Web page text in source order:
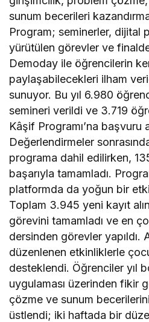
sunum becerileri
Program; seminerler, dijital
yürütülen görevler ve
Demoday ile öğrencilerin
paylaşabilecekleri ilham
sunuyor. Bu yıl 6.980
semineri verildi ve 3.719
Kâşif Programı’na başvuru
Değerlendirmeler
programa dahil edilirken,
başarıyla tamamladı.
platformda da yoğun bir
Toplam 3.945 yeni kayıt
görevini tamamladı ve en
dersinden görevler yapıldı.
düzenlenen etkinliklerle
desteklendi. Öğrenciler yıl
uygulaması üzerinden fikir
çözme ve sunum
üstlendi; iki haftada bir